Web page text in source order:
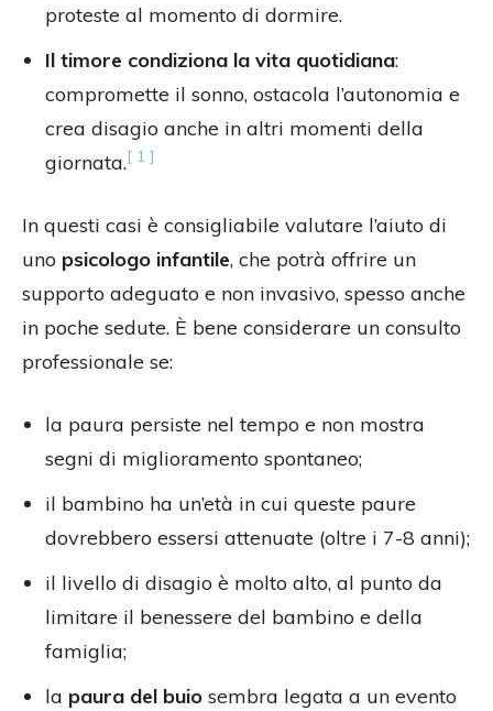
proteste al momento di dormire.
Il timore condiziona la vita quotidiana:
compromette il sonno, ostacola l’autonomia e
crea disagio anche in altri momenti della
giornata.[ 1 ]
In questi casi è consigliabile valutare l’aiuto di
uno psicologo infantile, che potrà offrire un
supporto adeguato e non invasivo, spesso anche
in poche sedute. È bene considerare un consulto
professionale se:
la paura persiste nel tempo e non mostra
segni di miglioramento spontaneo;
il bambino ha un’età in cui queste paure
dovrebbero essersi attenuate (oltre i 7-8 anni);
il livello di disagio è molto alto, al punto da
limitare il benessere del bambino e della
famiglia;
la paura del buio sembra legata a un evento